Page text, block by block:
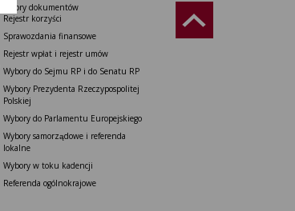
Wzory dokumentów
Rejestr korzyści
Sprawozdania finansowe
Rejestr wpłat i rejestr umów
Wybory do Sejmu RP i do Senatu RP
Wybory Prezydenta Rzeczypospolitej
Polskiej
Wybory do Parlamentu Europejskiego
Wybory samorządowe i referenda
lokalne
Wybory w toku kadencji
Referenda ogólnokrajowe